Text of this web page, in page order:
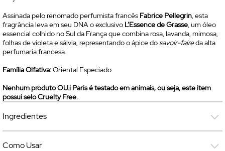
Assinada pelo renomado perfumista francês Fabrice Pellegrin, esta
fragrância leva em seu DNA o exclusivo L’Essence de Grasse, um óleo
essencial colhido no Sul da França que combina rosa, lavanda, mimosa,
folhas de violeta e sálvia, representando o ápice dosavoir-faireda alta
perfumaria francesa.
Família Olfativa:Oriental Especiado.
Nenhum produto O.U.i Paris é testado em animais, ou seja, este item
possui seloCruelty Free.
Ingredientes
Como Usar